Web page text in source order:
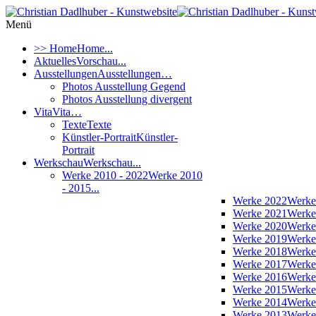
Menü
>> HomeHome...
AktuellesVorschau...
AusstellungenAusstellungen…
Photos Ausstellung Gegend
Photos Ausstellung divergent
VitaVita…
TexteTexte
Künstler-PortraitKünstler-
Portrait
WerkschauWerkschau...
Werke 2010 - 2022Werke 2010
- 2015...
Werke 2022
Werke 2021
Werke 2020
Werke 2019
Werke 2018
Werke 2017
Werke 2016
Werke 2015
Werke 2014